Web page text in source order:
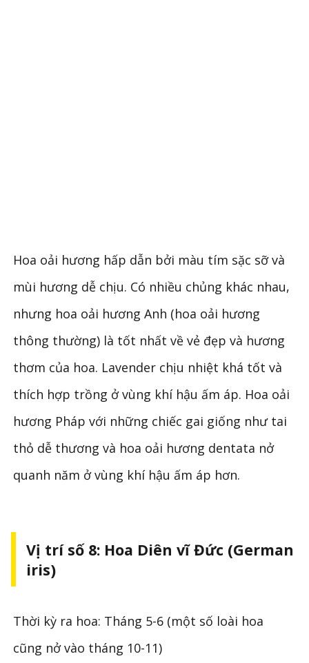
Hoa oải hương hấp dẫn bởi màu tím sặc sỡ và
mùi hương dễ chịu. Có nhiều chủng khác nhau,
nhưng hoa oải hương Anh (hoa oải hương
thông thường) là tốt nhất về vẻ đẹp và hương
thơm của hoa. Lavender chịu nhiệt khá tốt và
thích hợp trồng ở vùng khí hậu ấm áp. Hoa oải
hương Pháp với những chiếc gai giống như tai
thỏ dễ thương và hoa oải hương dentata nở
quanh năm ở vùng khí hậu ấm áp hơn.
Vị trí số 8: Hoa Diên vĩ Đức (German
iris)
Thời kỳ ra hoa: Tháng 5-6 (một số loài hoa
cũng nở vào tháng 10-11)